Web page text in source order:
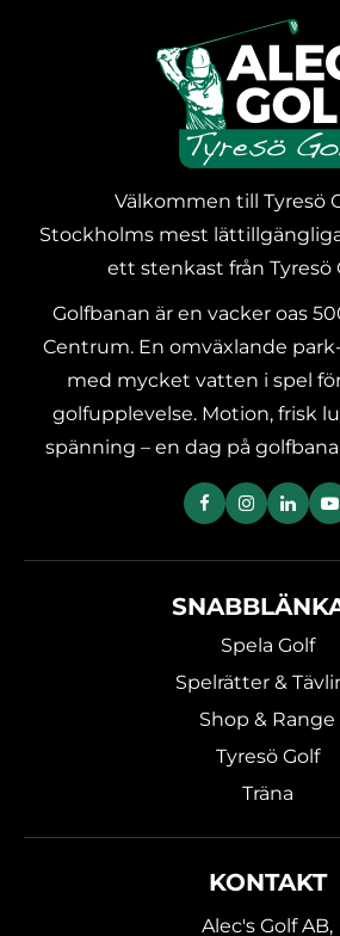
Spela Golf
Spelrätter &
Shop & Range
Tyresö Golf
Träna
Välkommen till Tyresö
Stockholms mest
ett stenkast från Tyresö
Golfbanan är en vacker oas
Centrum. En omväxlande
med mycket vatten i spel
golfupplevelse. Motion, frisk
spänning – en dag på
KONTAKT
Alec's Golf AB,